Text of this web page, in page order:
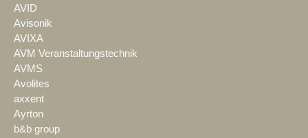
AVID
Avisonik
AVIXA
AVM Veranstaltungstechnik
AVMS
Avolites
axxent
Ayrton
b&b group